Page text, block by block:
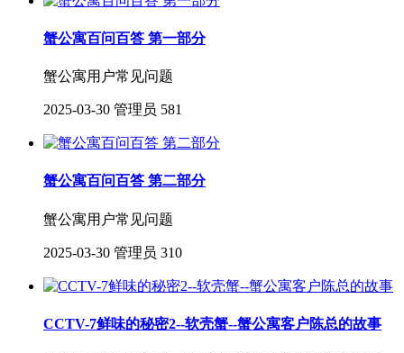
蟹公寓百问百答 第一部分
蟹公寓用户常见问题
2025-03-30 管理员 581
蟹公寓百问百答 第二部分
蟹公寓用户常见问题
2025-03-30 管理员 310
CCTV-7鲜味的秘密2--软壳蟹--蟹公寓客户陈总的故事